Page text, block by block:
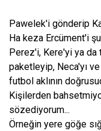
Pawelek'i gönderip
Ha keza Ercüment'i
Perez'i, Kere'yi ya da
paketleyip, Neca'yı
futbol aklının
Kişilerden
sözediyorum...
Örneğin yere göğe